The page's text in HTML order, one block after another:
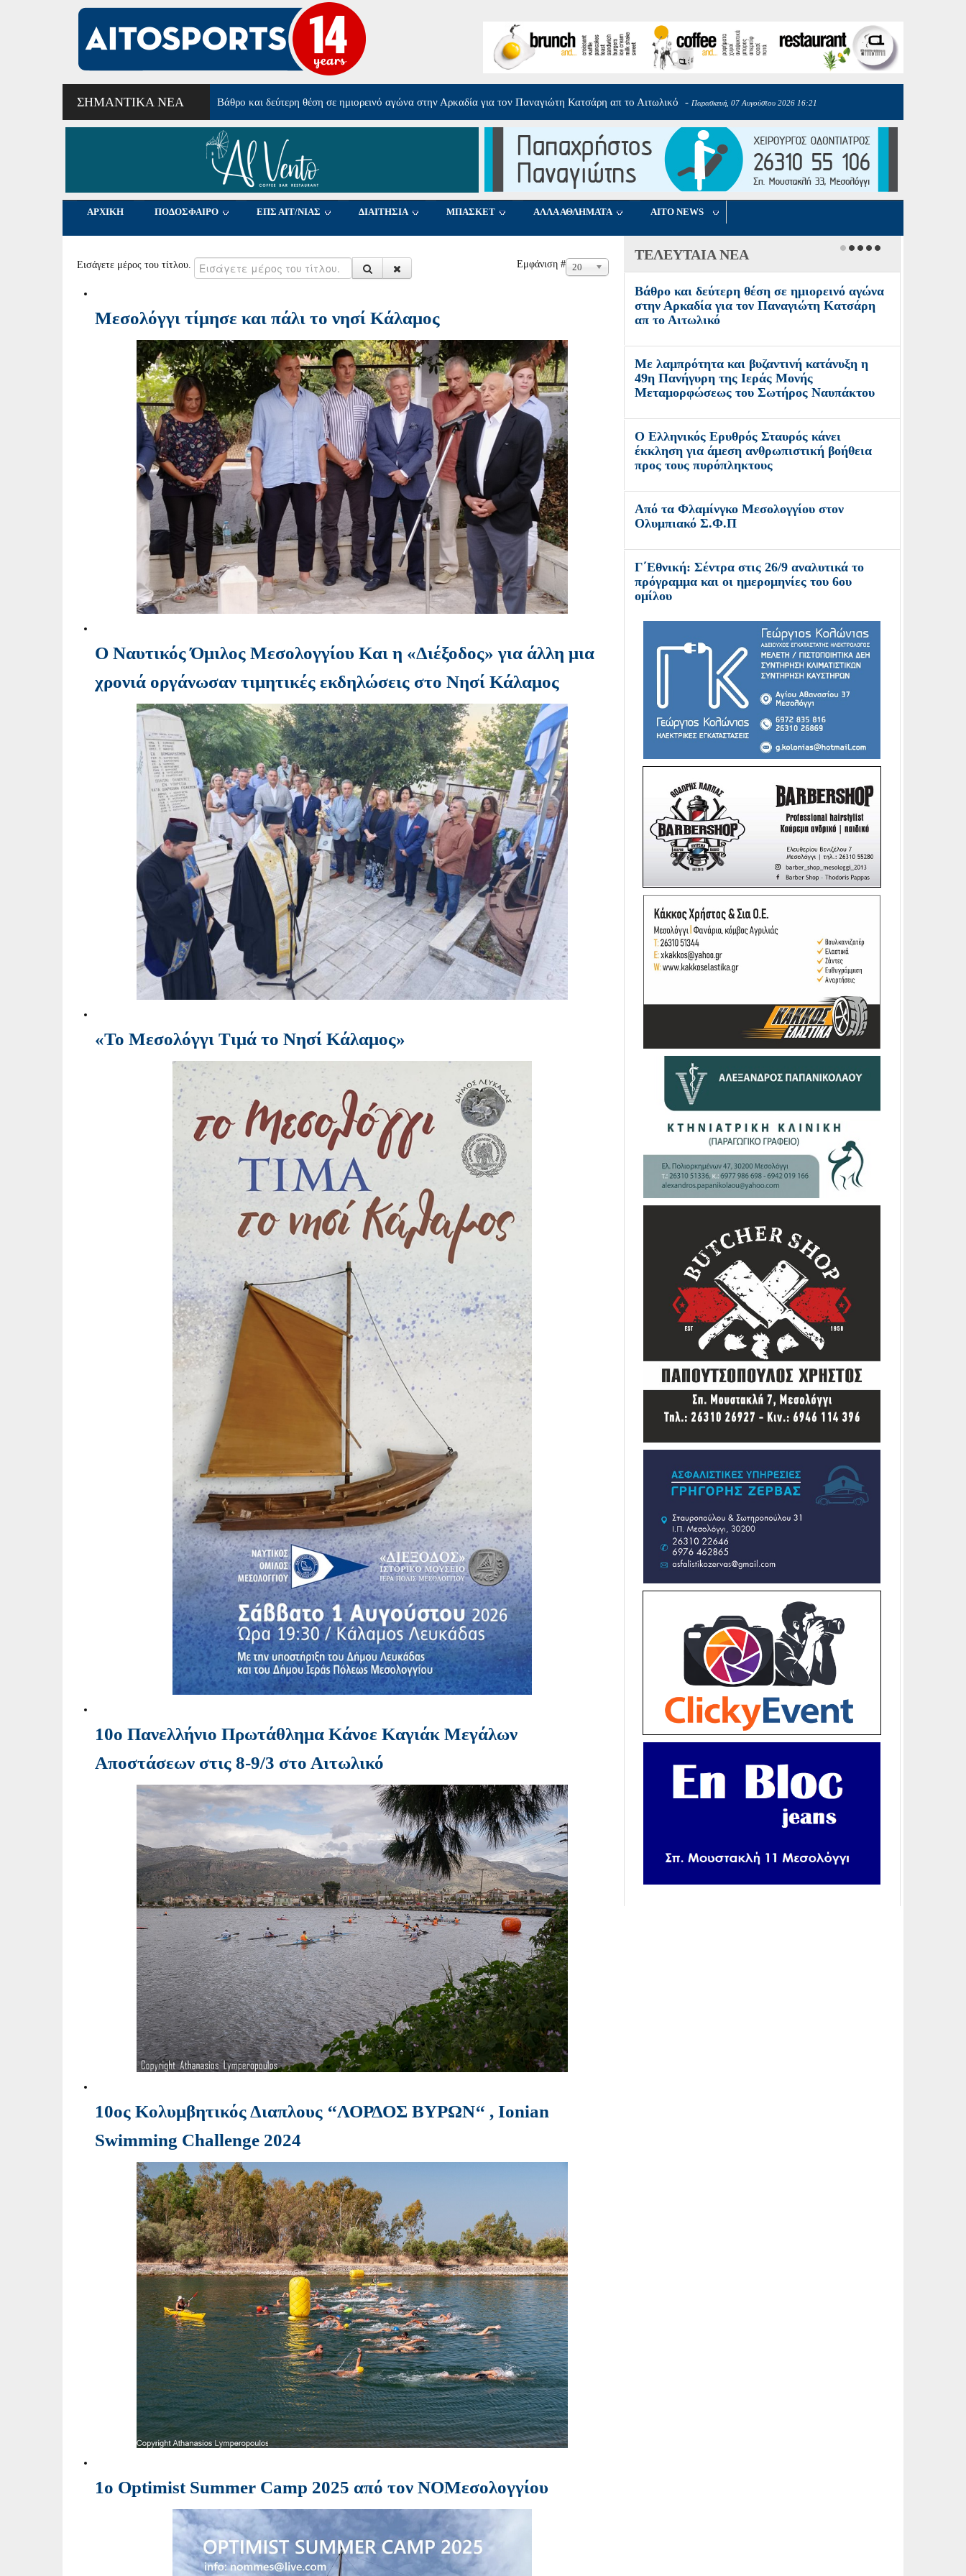
ΣΗΜΑΝΤΙΚΆ ΝΈΑ Βάθρο και δεύτερη θέση σε ημιορεινό αγώνα στην Αρκαδία για τον Παναγιώτη Κατσάρη απ το Αιτωλικό - Παρασκευή, 07 Αυγούστου 2026 16:21
Από τα Φλαμίνγκο Μεσολογγίου στον Ολυμπιακό Σ.Φ.Π - Πέμπτη, 06 Αυγούστου 2026 17:40
ΑΡΧΙΚΗ ΠΟΔΟΣΦΑΙΡΟ ΕΠΣ ΑΙΤ/ΝΙΑΣ ΔΙΑΙΤΗΣΙΑ ΜΠΑΣΚΕΤ ΑΛΛΑ ΑΘΛΗΜΑΤΑ AITO NEWS
Εισάγετε μέρος του τίτλου. Εμφάνιση # 20
Μεσολόγγι τίμησε και πάλι το νησί Κάλαμος
Ο Ναυτικός Όμιλος Μεσολογγίου Και η «Διέξοδος» για άλλη μια
χρονιά οργάνωσαν τιμητικές εκδηλώσεις στο Νησί Κάλαμος
«Το Μεσολόγγι Τιμά το Νησί Κάλαμος»
10ο Πανελλήνιο Πρωτάθλημα Κάνοε Καγιάκ Μεγάλων
Αποστάσεων στις 8-9/3 στο Αιτωλικό
10ος Κολυμβητικός Διαπλους ‘‘ΛΟΡΔΟΣ ΒΥΡΩΝ‘‘ , Ionian
Swimming Challenge 2024
1ο Optimist Summer Camp 2025 από τον ΝΟΜεσολογγίου
ΤΕΛΕΥΤΑΙΑ ΝΕΑ
Βάθρο και δεύτερη θέση σε ημιορεινό αγώνα
στην Αρκαδία για τον Παναγιώτη Κατσάρη
απ το Αιτωλικό
Με λαμπρότητα και βυζαντινή κατάνυξη η
49η Πανήγυρη της Ιεράς Μονής
Μεταμορφώσεως του Σωτήρος Ναυπάκτου
Ο Ελληνικός Ερυθρός Σταυρός κάνει
έκκληση για άμεση ανθρωπιστική βοήθεια
προς τους πυρόπληκτους
Από τα Φλαμίνγκο Μεσολογγίου στον
Ολυμπιακό Σ.Φ.Π
Γ΄Εθνική: Σέντρα στις 26/9 αναλυτικά το
πρόγραμμα και οι ημερομηνίες του 6ου
ομίλου